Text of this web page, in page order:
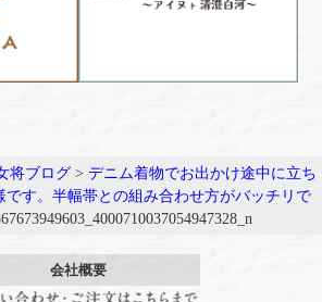
将ブログ >デニム着物でお出かけ途中に立ち
です。半幅帯との組み合わせ方がバッチリで
会社概要